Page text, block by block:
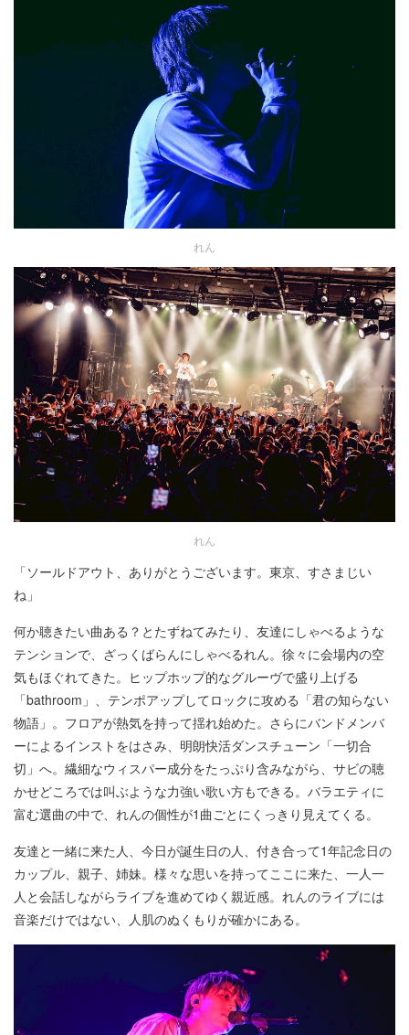
れん
れん
「ソールドアウト、ありがとうございます。東京、すさまじい
ね」
何か聴きたい曲ある？とたずねてみたり、友達にしゃべるような
テンションで、ざっくばらんにしゃべるれん。徐々に会場内の空
気もほぐれてきた。ヒップホップ的なグルーヴで盛り上げる
「bathroom」、テンポアップしてロックに攻める「君の知らない
物語」。フロアが熱気を持って揺れ始めた。さらにバンドメンバ
ーによるインストをはさみ、明朗快活ダンスチューン「一切合
切」へ。繊細なウィスパー成分をたっぷり含みながら、サビの聴
かせどころでは叫ぶような力強い歌い方もできる。バラエティに
富む選曲の中で、れんの個性が1曲ごとにくっきり見えてくる。
友達と一緒に来た人、今日が誕生日の人、付き合って1年記念日の
カップル、親子、姉妹。様々な思いを持ってここに来た、一人一
人と会話しながらライブを進めてゆく親近感。れんのライブには
音楽だけではない、人肌のぬくもりが確かにある。